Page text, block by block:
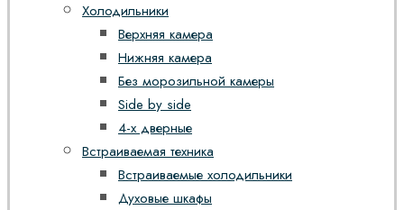
Холодильники
Верхняя камера
Нижняя камера
Без морозильной камеры
Side by side
4-х дверные
Встраиваемая техника
Встраиваемые холодильники
Духовые шкафы